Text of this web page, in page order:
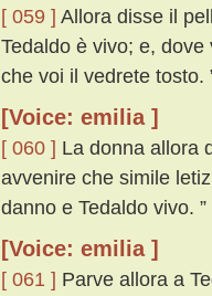
[ 059 ] Allora disse il
Tedaldo è vivo; e,
che voi il vedrete tosto.
[Voice: emilia ]
[ 060 ] La donna allora
avvenire che simile
danno e Tedaldo vivo. ”
[Voice: emilia ]
[ 061 ] Parve allora a